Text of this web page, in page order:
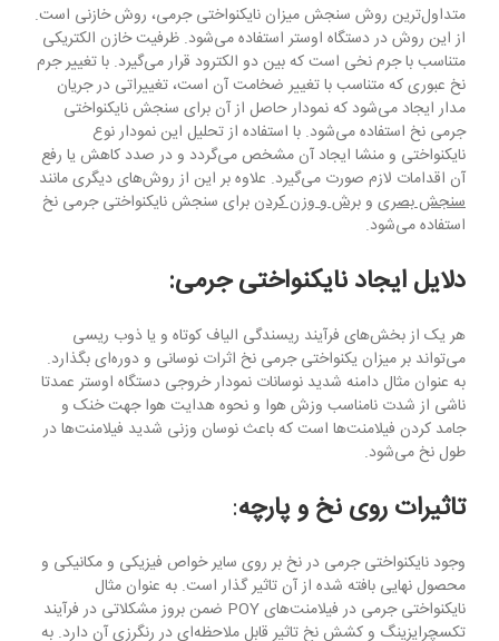
متداول‌ترین روش سنجش میزان نایکنواختی جرمی، روش خازنی است.
از این روش در دستگاه اوستر استفاده می‌شود. ظرفیت خازن الکتریکی
متناسب با جرم نخی است که بین دو الکترود قرار می‌گیرد. با تغییر جرم
نخ عبوری که متناسب با تغییر ضخامت آن است، تغییراتی در جریان
مدار ایجاد می‌شود که نمودار حاصل از آن برای سنجش نایکنواختی
جرمی نخ استفاده می‌شود. با استفاده از تحلیل این نمودار نوع
نایکنواختی و منشا ایجاد آن مشخص می‌گردد و در صدد کاهش یا رفع
آن اقدامات لازم صورت می‌گیرد. علاوه بر این از روش‌های دیگری مانند
سنجش بصری وبرش و وزن کردن برای سنجش نایکنواختی جرمی نخ
استفاده می‌شود.
دلایل ایجاد نایکنواختی جرمی:
هر یک از بخش‌های فرآیند ریسندگی الیاف کوتاه و یا ذوب ریسی
می‌تواند بر میزان یکنواختی جرمی نخ اثرات نوسانی و دوره‌ای بگذارد.
به عنوان مثال دامنه شدید نوسانات نمودار خروجی دستگاه اوستر عمدتا
ناشی از شدت نامناسب وزش هوا و نحوه هدایت هوا جهت خنک و
جامد کردن فیلامنت‌ها است که باعث نوسان وزنی شدید فیلامنت‌ها در
طول نخ می‌شود.
تاثیرات روی نخ و پارچه:
وجود نایکنواختی جرمی در نخ بر روی سایر خواص فیزیکی و مکانیکی و
محصول نهایی بافته شده از آن تاثیر گذار است. به عنوان مثال
نایکنواختی جرمی در فیلامنت‌های POY ضمن بروز مشکلاتی در فرآیند
تکسچرایزینگ و کشش نخ تاثیر قابل ملاحظه‌ای در رنگرزی آن دارد. به